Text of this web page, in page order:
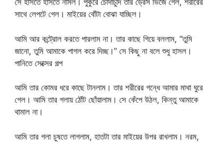
সে হাসতে হাসতে নামল। পুকুরে চোদাচুদি তার ড্রেস ভিজে গেল, শরীরের
সাথে লেপটে গেল। মাইয়ের বোঁটা বোঝা যাচ্ছিল।
আমি আর কন্ট্রোল করতে পারলাম না। তার কাছে গিয়ে বললাম, “তুমি
জানো, তুমি আমাকে পাগল করে দিচ্ছ।” সে কিছু না বলে শুধু হাসল।
পানিতে সেক্সের গল্প
আমি তার কোমর ধরে কাছে টানলাম। তার শরীরের গন্ধে আমার মাথা ঘুরে
গেল। আমি তার গলায় ঠোঁট ছোঁয়ালাম। সে কেঁপে উঠল, কিন্তু আমাকে
থামাল না।
আমি তার গলা চুষতে লাগলাম, হাতটা তার মাইয়ের উপর রাখলাম। নরম,